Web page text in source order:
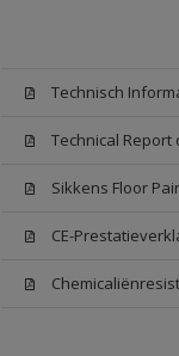
Technisch
Technical
Sikkens Floor
CE-